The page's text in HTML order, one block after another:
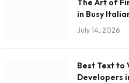
The Art of
in Busy
July 14, 2026
Best Text to
Developers